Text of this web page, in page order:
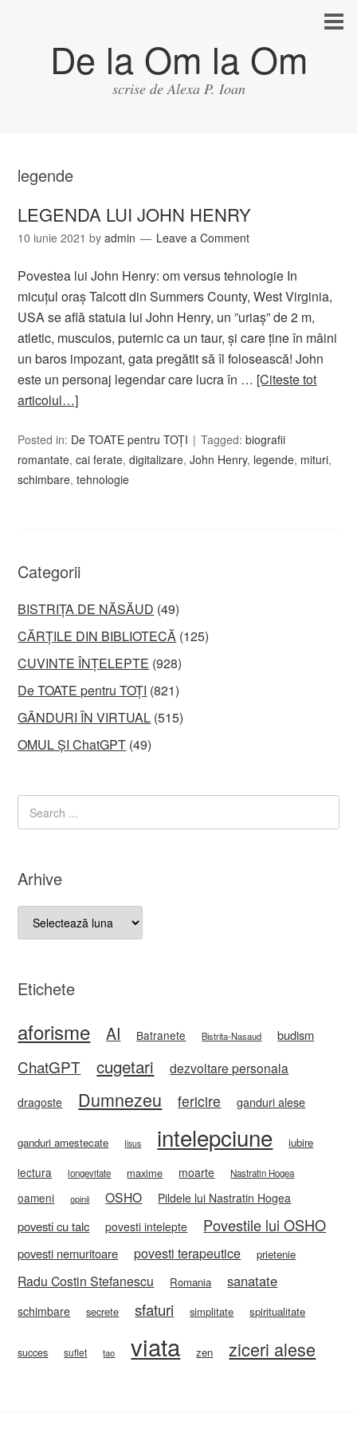
De la Om la Om
scrise de Alexa P. Ioan
legende
LEGENDA LUI JOHN HENRY
10 iunie 2021 byadmin Leave a Comment
Povestea lui John Henry: om versus tehnologie In
micuțul oraș Talcott din Summers County, West Virginia,
USA se află statuia lui John Henry, un ”uriaș” de 2 m,
atletic, musculos, puternic ca un taur, și care ține în mâini
un baros impozant, gata pregătit să îl folosească! John
este un personaj legendar care lucra în … [Citeste tot
articolul…]
Posted in: De TOATE pentru TOȚI Tagged:biografii
romantate,cai ferate,digitalizare,John Henry, legende, mituri,
schimbare,tehnologie
Categorii
BISTRIȚA DE NĂSĂUD (49)
CĂRȚILE DIN BIBLIOTECĂ (125)
CUVINTE ÎNȚELEPTE (928)
De TOATE pentru TOȚI (821)
GÂNDURI ÎN VIRTUAL (515)
OMUL ȘI ChatGPT (49)
Arhive
Arhive
Etichete
aforisme AI Batranete Bistrita-Nasaud budism
ChatGPT cugetari dezvoltare personala
dragoste Dumnezeu fericire ganduri alese
ganduri amestecate Iisus intelepciune iubire
lectura longevitate maxime moarte Nastratin Hogea
oameni opinii OSHO Pildele lui Nastratin Hogea
povesti cu talc povesti intelepte Povestile lui OSHO
povesti nemuritoare povesti terapeutice prietenie
Radu Costin Stefanescu Romania sanatate
schimbare secrete sfaturi simplitate spiritualitate
succes suflet tao viata zen ziceri alese